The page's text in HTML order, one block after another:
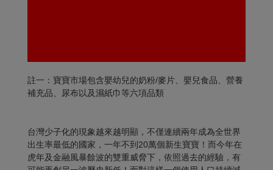
註一：寶寶市場包含嬰幼兒的奶粉/麥片、嬰兒食品、營養
補充品、尿布以及濕紙巾等六項品類
台灣少子化的現象越來越明顯，不僅連續兩年成為全世界
出生率最低的國家，一年不到20萬個新生寶寶！而今年在
虎年及金融風暴餘波的雙重威脅下，依照過去的經驗，有